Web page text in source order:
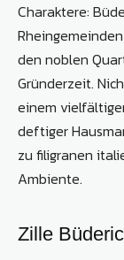
Charaktere:
den noblen
Gründerzeit.
einem
deftiger
zu filigranen
Ambiente.
Zille